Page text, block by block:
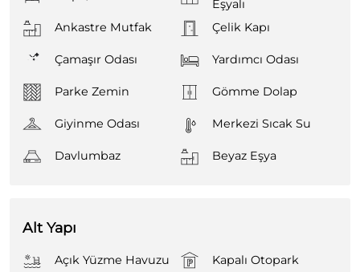
Eşyalı
Ankastre Mutfak
Çelik Kapı
Çamaşır Odası Yardımcı Odası
Parke Zemin Gömme Dolap
Giyinme Odası Merkezi Sıcak Su
Davlumbaz Beyaz Eşya
Alt Yapı
Açık Yüzme Havuzu Kapalı Otopark